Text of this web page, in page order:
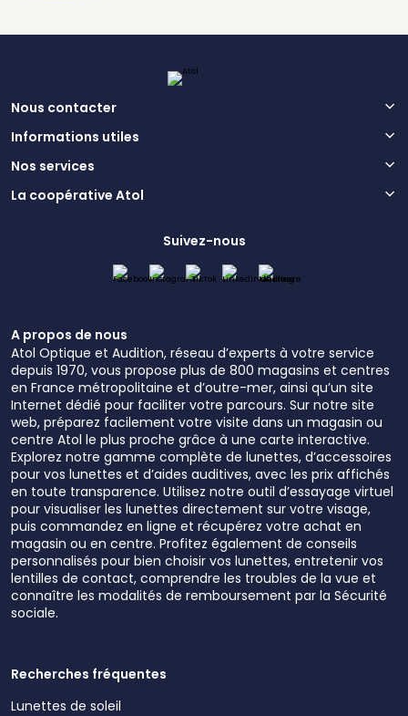
Nous contacter
Informations utiles
Nos services
La coopérative Atol
Suivez-nous
A propos de nous
Atol Optique et Audition, réseau d’experts à votre service
depuis 1970, vous propose plus de 800 magasins et centres
en France métropolitaine et d’outre-mer, ainsi qu’un site
Internet dédié pour faciliter votre parcours. Sur notre site
web, préparez facilement votre visite dans un magasin ou
centre Atol le plus proche grâce à une carte interactive.
Explorez notre gamme complète de lunettes, d’accessoires
pour vos lunettes et d’aides auditives, avec les prix affichés
en toute transparence. Utilisez notre outil d’essayage virtuel
pour visualiser les lunettes directement sur votre visage,
puis commandez en ligne et récupérez votre achat en
magasin ou en centre. Profitez également de conseils
personnalisés pour bien choisir vos lunettes, entretenir vos
lentilles de contact, comprendre les troubles de la vue et
connaître les modalités de remboursement par la Sécurité
sociale.
Recherches fréquentes
Lunettes de soleil